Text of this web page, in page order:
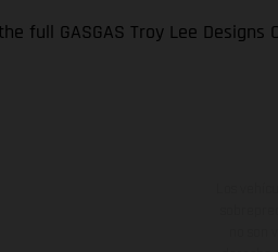
full GASGAS Troy Lee Designs